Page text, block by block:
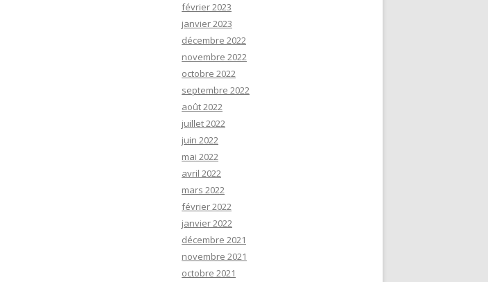
février 2023
janvier 2023
décembre 2022
novembre 2022
octobre 2022
septembre 2022
août 2022
juillet 2022
juin 2022
mai 2022
avril 2022
mars 2022
février 2022
janvier 2022
décembre 2021
novembre 2021
octobre 2021